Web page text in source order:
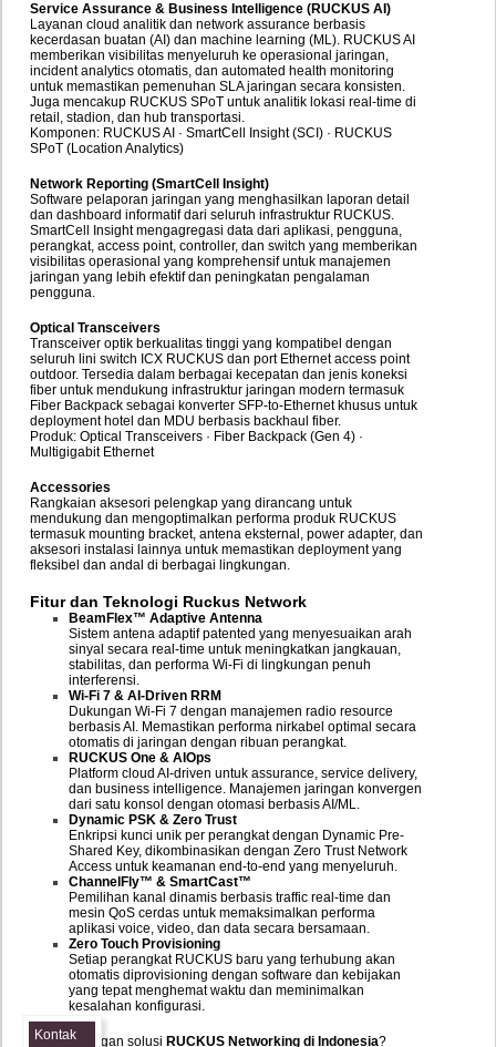
Service Assurance & Business Intelligence (RUCKUS AI)
Layanan cloud analitik dan network assurance berbasis
kecerdasan buatan (AI) dan machine learning (ML). RUCKUS AI
memberikan visibilitas menyeluruh ke operasional jaringan,
incident analytics otomatis, dan automated health monitoring
untuk memastikan pemenuhan SLA jaringan secara konsisten.
Juga mencakup RUCKUS SPoT untuk analitik lokasi real-time di
retail, stadion, dan hub transportasi.
Komponen: RUCKUS AI · SmartCell Insight (SCI) · RUCKUS
SPoT (Location Analytics)
Network Reporting (SmartCell Insight)
Software pelaporan jaringan yang menghasilkan laporan detail
dan dashboard informatif dari seluruh infrastruktur RUCKUS.
SmartCell Insight mengagregasi data dari aplikasi, pengguna,
perangkat, access point, controller, dan switch yang memberikan
visibilitas operasional yang komprehensif untuk manajemen
jaringan yang lebih efektif dan peningkatan pengalaman
pengguna.
Optical Transceivers
Transceiver optik berkualitas tinggi yang kompatibel dengan
seluruh lini switch ICX RUCKUS dan port Ethernet access point
outdoor. Tersedia dalam berbagai kecepatan dan jenis koneksi
fiber untuk mendukung infrastruktur jaringan modern termasuk
Fiber Backpack sebagai konverter SFP-to-Ethernet khusus untuk
deployment hotel dan MDU berbasis backhaul fiber.
Produk: Optical Transceivers · Fiber Backpack (Gen 4) ·
Multigigabit Ethernet
Accessories
Rangkaian aksesori pelengkap yang dirancang untuk
mendukung dan mengoptimalkan performa produk RUCKUS
termasuk mounting bracket, antena eksternal, power adapter, dan
aksesori instalasi lainnya untuk memastikan deployment yang
fleksibel dan andal di berbagai lingkungan.
Fitur dan Teknologi Ruckus Network
BeamFlex™ Adaptive Antenna
Sistem antena adaptif patented yang menyesuaikan arah
sinyal secara real-time untuk meningkatkan jangkauan,
stabilitas, dan performa Wi-Fi di lingkungan penuh
interferensi.
Wi-Fi 7 & AI-Driven RRM
Dukungan Wi-Fi 7 dengan manajemen radio resource
berbasis AI. Memastikan performa nirkabel optimal secara
otomatis di jaringan dengan ribuan perangkat.
RUCKUS One & AIOps
Platform cloud AI-driven untuk assurance, service delivery,
dan business intelligence. Manajemen jaringan konvergen
dari satu konsol dengan otomasi berbasis AI/ML.
Dynamic PSK & Zero Trust
Enkripsi kunci unik per perangkat dengan Dynamic Pre-
Shared Key, dikombinasikan dengan Zero Trust Network
Access untuk keamanan end-to-end yang menyeluruh.
ChannelFly™ & SmartCast™
Pemilihan kanal dinamis berbasis traffic real-time dan
mesin QoS cerdas untuk memaksimalkan performa
aplikasi voice, video, dan data secara bersamaan.
Zero Touch Provisioning
Setiap perangkat RUCKUS baru yang terhubung akan
otomatis diprovisioning dengan software dan kebijakan
yang tepat menghemat waktu dan meminimalkan
kesalahan konfigurasi.
Tertarik dengan solusi RUCKUS Networking di Indonesia?
Kontak